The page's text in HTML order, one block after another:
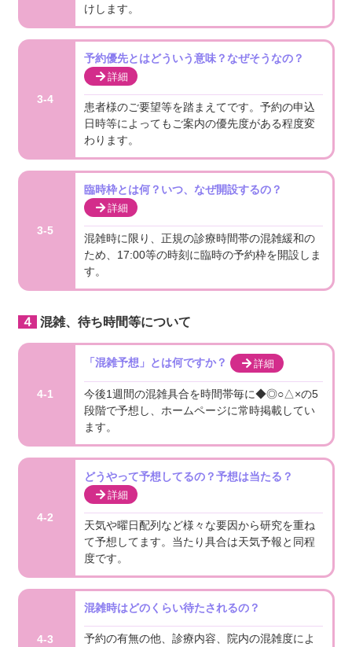
けします。
3-4
予約優先とはどういう意味？なぜそうなの？
詳細
患者様のご要望等を踏まえてです。予約の申込
日時等によってもご案内の優先度がある程度変
わります。
3-5
臨時枠とは何？いつ、なぜ開設するの？
詳細
混雑時に限り、正規の診療時間帯の混雑緩和の
ため、17:00等の時刻に臨時の予約枠を開設しま
す。
４混雑、待ち時間等について
4-1
「混雑予想」とは何ですか？ 詳細
今後1週間の混雑具合を時間帯毎に◆◎○△×の5
段階で予想し、ホームページに常時掲載してい
ます。
4-2
どうやって予想してるの？予想は当たる？
詳細
天気や曜日配列など様々な要因から研究を重ね
て予想してます。当たり具合は天気予報と同程
度です。
4-3
混雑時はどのくらい待たされるの？
予約の有無の他、診療内容、院内の混雑度によ